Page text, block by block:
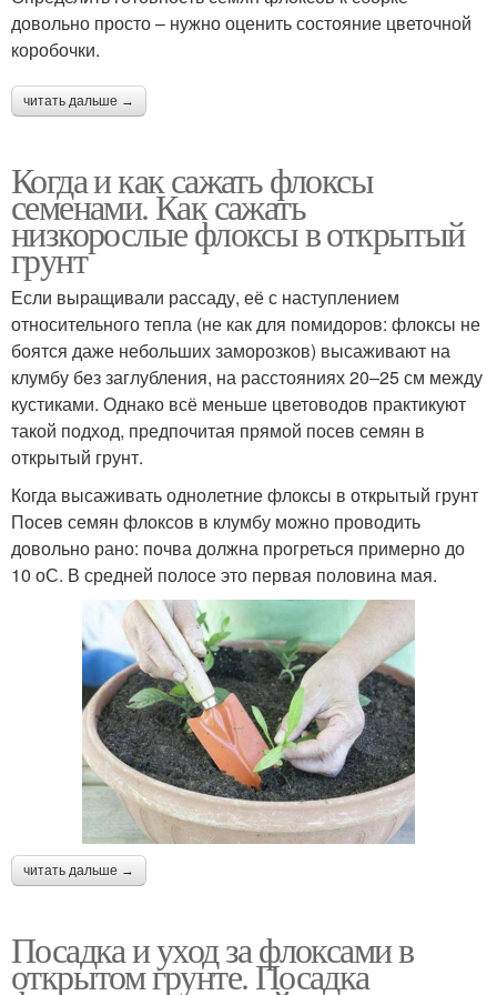
довольно просто – нужно оценить состояние цветочной
коробочки.
читать дальше →
Когда и как сажать флоксы
семенами. Как сажать
низкорослые флоксы в открытый
грунт
Если выращивали рассаду, её с наступлением
относительного тепла (не как для помидоров: флоксы не
боятся даже небольших заморозков) высаживают на
клумбу без заглубления, на расстояниях 20–25 см между
кустиками. Однако всё меньше цветоводов практикуют
такой подход, предпочитая прямой посев семян в
открытый грунт.
Когда высаживать однолетние флоксы в открытый грунт
Посев семян флоксов в клумбу можно проводить
довольно рано: почва должна прогреться примерно до
10 оС. В средней полосе это первая половина мая.
читать дальше →
Посадка и уход за флоксами в
открытом грунте. Посадка